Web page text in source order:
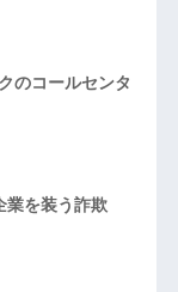
のコールセンタ
を装う詐欺